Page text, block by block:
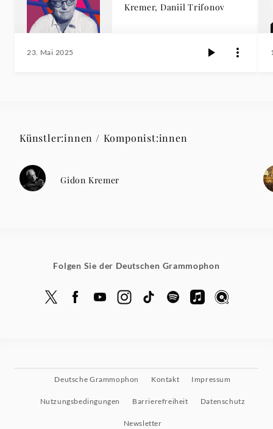
Kremer, Daniil Trifonov
23. Mai 2025
Künstler:innen / Komponist:innen
Gidon Kremer
Folgen Sie der Deutschen Grammophon
Deutsche Grammophon Kontakt Impressum
Nutzungsbedingungen Barrierefreiheit Datenschutz
Newsletter